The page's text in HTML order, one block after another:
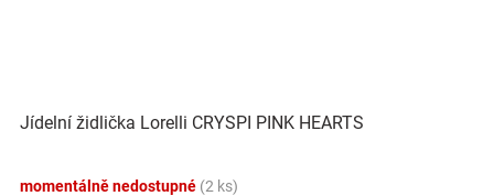
Jídelní židlička Lorelli CRYSPI PINK HEARTS
momentálně nedostupné (2 ks)